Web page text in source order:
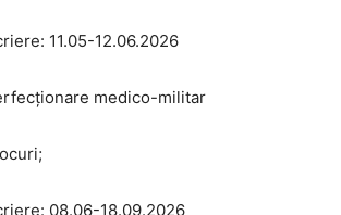
11.05-12.06.2026
medico-militar
08.06-18.09.2026